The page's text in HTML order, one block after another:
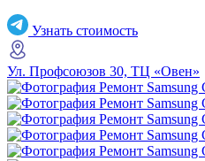
Узнать стоимость
Ул. Профсоюзов 30, ТЦ «Овен»